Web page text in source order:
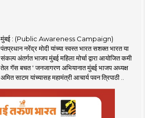
मुंबई : (Public Awareness Campaign)
पंतप्रधान नरेंद्र मोदी यांच्या स्वस्त भारत सशक्त भारत या
संकल्प अंतर्गत भाजप मुंबई महिला मोर्चा द्वारा आयोजित कमी
तेल गॅस बचत ' जनजागरण अभियानात मुंबई भाजप अध्यक्ष
अमित साटम यांच्यासह महामंत्री आचार्य पवन त्रिपाठी ..